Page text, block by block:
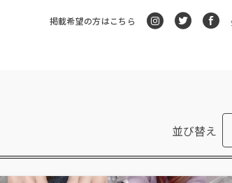
掲載希望の方はこちら
並び替え